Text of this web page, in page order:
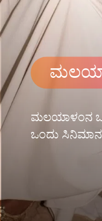
ಮಲಯಾಳಂನ
ಒಂದು